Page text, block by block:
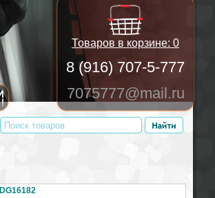
Товаров в корзине: 0
8 (916) 707-5-777
7075777@mail.ru
DG16182